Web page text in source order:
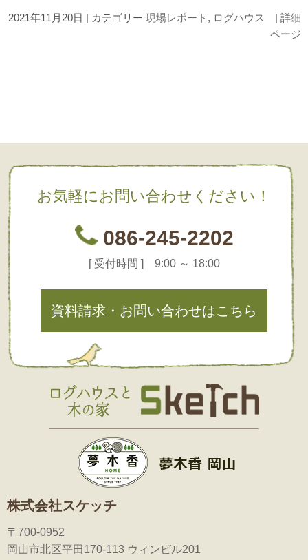
2021年11月20日 | カテゴリー 現場レポート , ログハウス | 詳細
ページ
お気軽にお問い合わせください！
086-245-2202
[ 受付時間 ] 9:00 ～ 18:00
資料請求・お問い合わせはこちら
株式会社スケッチ
〒700-0952
岡山市北区平田170-113 ウィンビル201